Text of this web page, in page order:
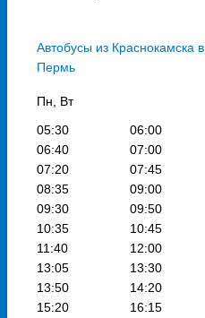
Автобусы из Краснокамска в
Пермь
Пн, Вт
05:30
06:00
06:40
07:00
07:20
07:45
08:35
09:00
09:30
09:50
10:35
10:45
11:40
12:00
13:05
13:30
13:50
14:20
15:20
16:15